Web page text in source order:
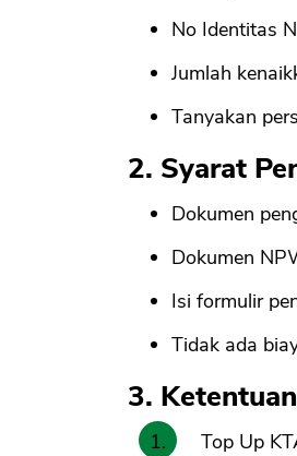
No Identitas
Jumlah
Tanyakan
2. Syarat
Dokumen
Dokumen
Isi formulir
Tidak ada
3.
Top Up